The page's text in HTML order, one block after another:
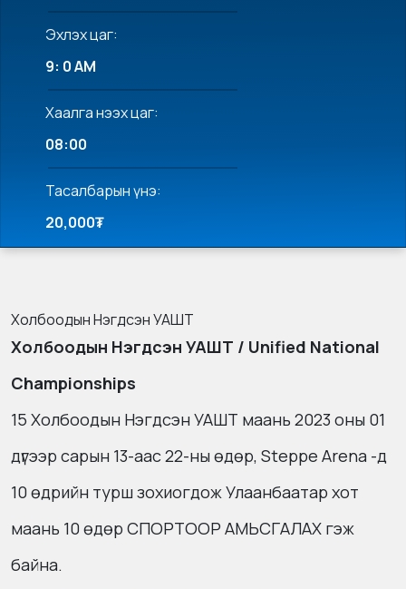
Эхлэх цаг:
9: 0 AM
Хаалга нээх цаг:
08:00
Тасалбарын үнэ:
20,000₮
Холбоодын Нэгдсэн УАШТ
Холбоодын Нэгдсэн УАШТ / Unified National
Championships
15 Холбоодын Нэгдсэн УАШТ маань 2023 оны 01
дүгээр сарын 13-аас 22-ны өдөр, Steppe Arena -д
10 өдрийн турш зохиогдож Улаанбаатар хот
маань 10 өдөр СПОРТООР АМЬСГАЛАХ гэж
байна.